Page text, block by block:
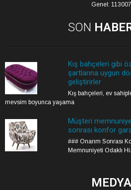
Genel: 113007
SON
Kış bahçeleri gibi
şartlarına uygun
geliştirirler
Kış bahçeleri, ev
mevsim boyunca yaşama
Müşteri
sonrası konfor
### Onarım Sonrası
Memnuniyeti Odaklı
MEDYA